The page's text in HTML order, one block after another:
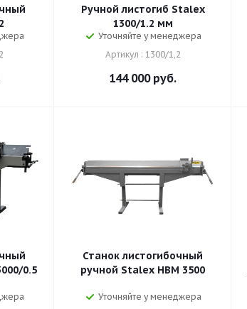
Ручной листогиб Stalex
1300/1.2 мм
Уточняйте у менеджера
Артикул : 1300/1,2
144 000руб.
0.5
Станок листогибочный
ручной Stalex HBM 3500
Уточняйте у менеджера